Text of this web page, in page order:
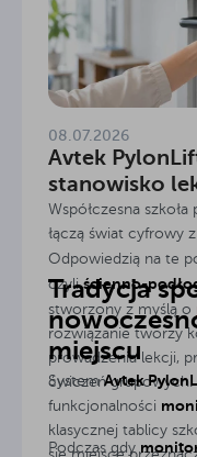
08.07.2026
Avtek
stanowisko
Współczesna
łączą świat cyfrowy
Odpowiedzią na te
czyliścienno-
stworzony z myślą o
rozwiązanie tworzy
prowadzenia lekcji,
ćwiczeń grupowych.
Tradycja
miejscu
SystemAvtek
funkcjonalności
klasycznej tablicy
się miejsce
Podczas gdy